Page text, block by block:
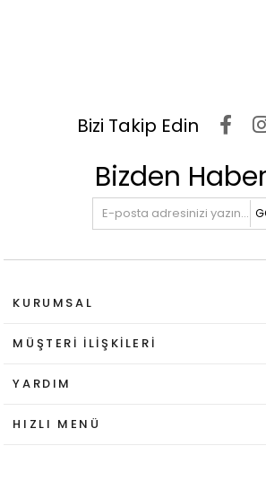
Bizi Takip Edin
Bizden
KURUMSAL
MÜŞTERI İLIŞKILERI
YARDIM
HIZLI MENÜ